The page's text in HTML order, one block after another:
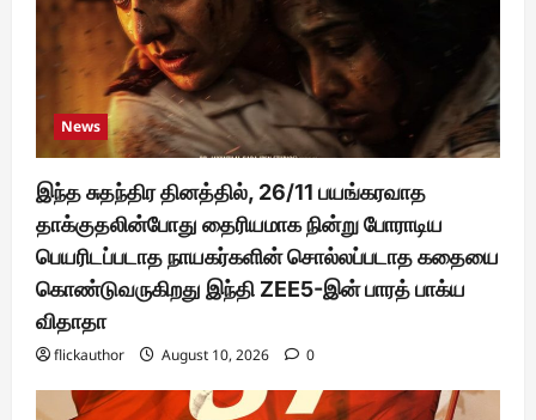
News
இந்த சுதந்திர தினத்தில், 26/11 பயங்கரவாத
தாக்குதலின்போது தைரியமாக நின்று போராடிய
பெயரிடப்படாத நாயகர்களின் சொல்லப்படாத கதையை
கொண்டுவருகிறது இந்தி ZEE5-இன் பாரத் பாக்ய
விதாதா
flickauthor August 10, 2026 0